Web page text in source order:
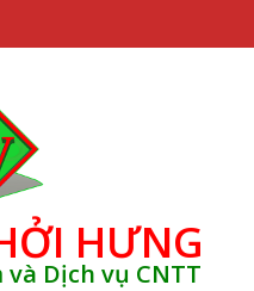
HƯNG
Dịch vụ CNTT